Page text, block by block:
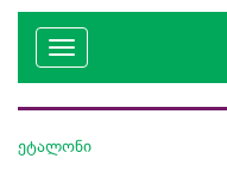
ეტალონი